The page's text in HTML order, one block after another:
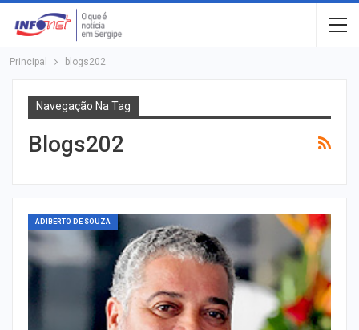
Principal blogs202
Navegação Na Tag
Blogs202
ADIBERTO DE SOUZA